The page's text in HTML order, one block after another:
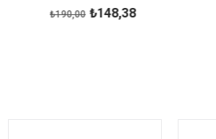
₺148,38
₺190,00